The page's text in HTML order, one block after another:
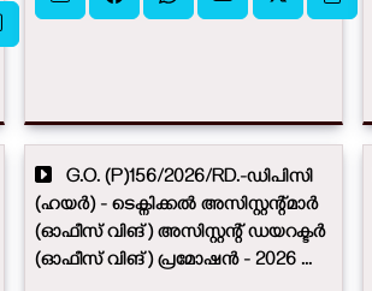
G.O. (P)156/2026/RD.-ഡിപിസി
(ഹയർ) - ടെക്നിക്കൽ അസിസ്റ്റന്റ്മാർ
(ഓഫീസ് വിങ്) അസിസ്റ്റന്റ് ഡയറക്ടർ
(ഓഫീസ് വിങ്) പ്രമോഷൻ - 2026 ...